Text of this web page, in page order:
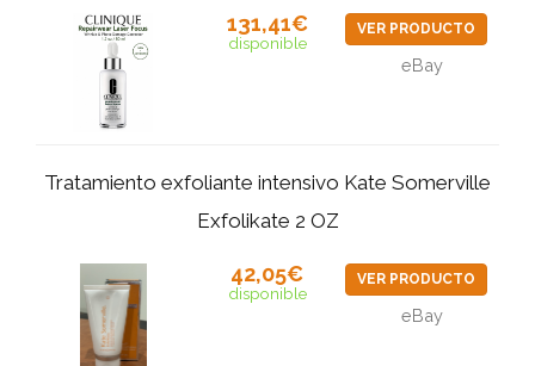
131,41€
disponible
VER PRODUCTO
eBay
Tratamiento exfoliante intensivo Kate Somerville
Exfolikate 2 OZ
42,05€
disponible
VER PRODUCTO
eBay